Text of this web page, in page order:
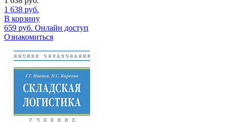
1 638 руб.
В корзину
659 руб. Онлайн доступ
Ознакомиться